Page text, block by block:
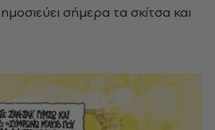
σήμερα τα σκίτσα και